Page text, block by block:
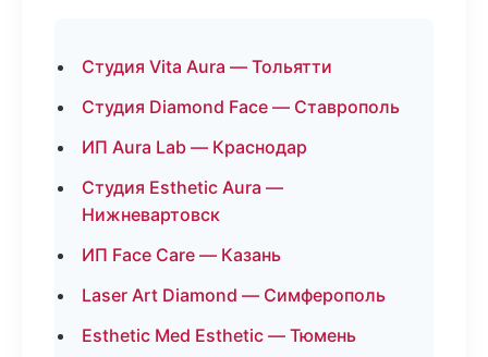
Студия Vita Aura — Тольятти
Студия Diamond Face — Ставрополь
ИП Aura Lab — Краснодар
Студия Esthetic Aura —
Нижневартовск
ИП Face Care — Казань
Laser Art Diamond — Симферополь
Esthetic Med Esthetic — Тюмень